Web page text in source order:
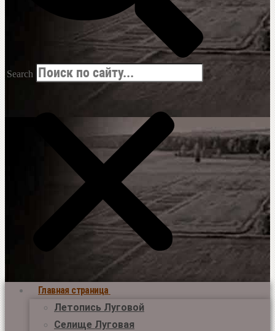
Search
Главная страница
Летопись Луговой
Селище Луговая